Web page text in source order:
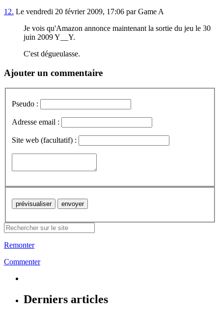
12. Le vendredi 20 février 2009, 17:06 par Game A
Je vois qu'Amazon annonce maintenant la sortie du jeu le 30
juin 2009 Y__Y.
C'est dégueulasse.
Ajouter un commentaire
Pseudo :
Adresse email :
Site web (facultatif) :
Remonter
Commenter
Derniers articles